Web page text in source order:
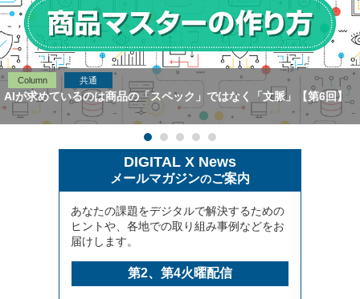
Column 共通
AIが求めているのは商品の「スペック」ではなく「文脈」【第6回】
DIGITAL X News
メールマガジンのご案内
あなたの課題をデジタルで解決するための
ヒントや、各地での取り組み事例などをお
届けします。
第2、第4火曜配信